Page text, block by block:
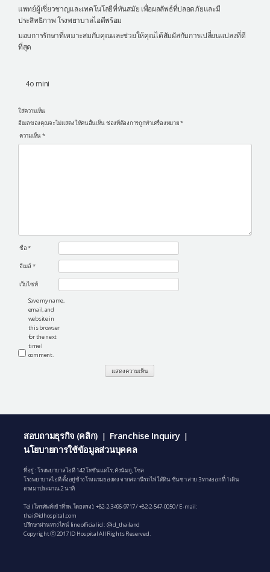
แพทย์ผู้เชี่ยวชาญและเทคโนโลยีที่ทันสมัย เพื่อผลลัพธ์ที่ปลอดภัยและมี
ประสิทธิภาพ โรงพยาบาลไอดีพร้อม
มอบการรักษาที่เหมาะสมกับคุณและช่วยให้คุณได้สัมผัสกับการเปลี่ยนแปลงที่ดี
ที่สุด
4o mini
ใส่ความเห็น
อีเมลของคุณจะไม่แสดงให้คนอื่นเห็นช่องที่ต้องการถูกทำเครื่องหมาย*
ความเห็น*
ชื่อ*
อีเมล์ *
เว็บไซท์
Save my name,
email, and
website in
this browser
for the next
time I
comment.
สอบถามธุรกิจ (คลิก) | Franchise Inquiry |
นโยบายการใช้ข้อมูลส่วนบุคคล
ที่อยู่ : โรงพยาบาลไอดี 142 โทซันแดโร, คังนัมกู, โซล
โรงพยาบาลไอดี ตั้งอยู่ข้างโรงแรมยองดง จากสถานีรถไฟใต้ดิน ชินซา สาย 3 ทางออกที่ 1 เดิน
ตรงมาประมาณ 2 นาที
Tel (โทรศัพท์เข้าที่รพ.โดยตรง): +82-2-3496-9717/+82-2-547-0050/ E-mail:
thai@idhospital.com
ปรึกษาผ่านทางไลน์ line official id : @id_thailand
Copyright ⓒ 2017 ID Hospital All Rights Reserved.